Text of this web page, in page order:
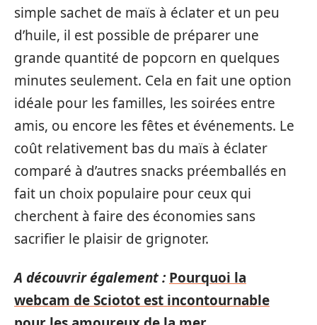
simple sachet de maïs à éclater et un peu
d’huile, il est possible de préparer une
grande quantité de popcorn en quelques
minutes seulement. Cela en fait une option
idéale pour les familles, les soirées entre
amis, ou encore les fêtes et événements. Le
coût relativement bas du maïs à éclater
comparé à d’autres snacks préemballés en
fait un choix populaire pour ceux qui
cherchent à faire des économies sans
sacrifier le plaisir de grignoter.
A découvrir également : Pourquoi la
webcam de Sciotot est incontournable